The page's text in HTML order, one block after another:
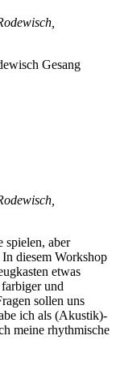
Gesang
spielen, aber
diesem Workshop
etwas
und
sollen uns
ich als (Akustik)-
meine rhythmische